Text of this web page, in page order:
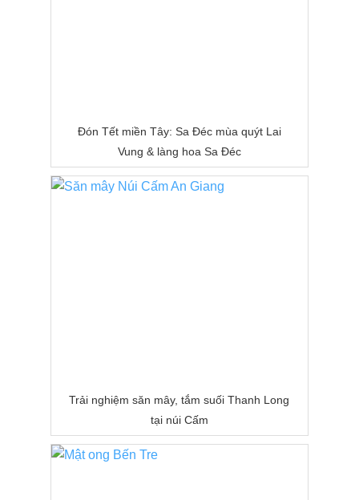
Đón Tết miền Tây: Sa Đéc mùa quýt Lai
Vung & làng hoa Sa Đéc
Trải nghiệm săn mây, tắm suối Thanh Long
tại núi Cấm